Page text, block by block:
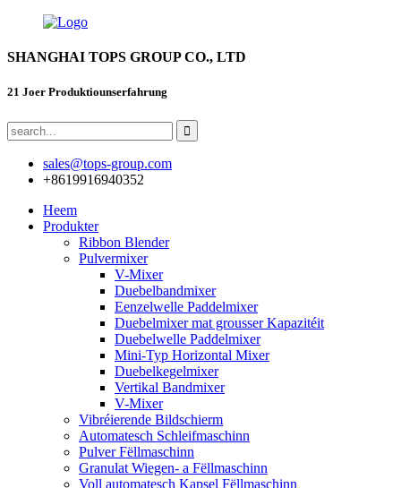
SHANGHAI TOPS GROUP CO., LTD
21 Joer Produktiounserfahrung
sales@tops-group.com
+8619916940352
Heem
Produkter
Ribbon Blender
Pulvermixer
V-Mixer
Duebelbandmixer
Eenzelwelle Paddelmixer
Duebelmixer mat grousser Kapazitéit
Duebelwelle Paddelmixer
Mini-Typ Horizontal Mixer
Duebelkegelmixer
Vertikal Bandmixer
V-Mixer
Vibréierende Bildschierm
Automatesch Schleifmaschinn
Pulver Fëllmaschinn
Granulat Wiegen- a Fëllmaschinn
Voll automatesch Kapsel Fëllmaschinn